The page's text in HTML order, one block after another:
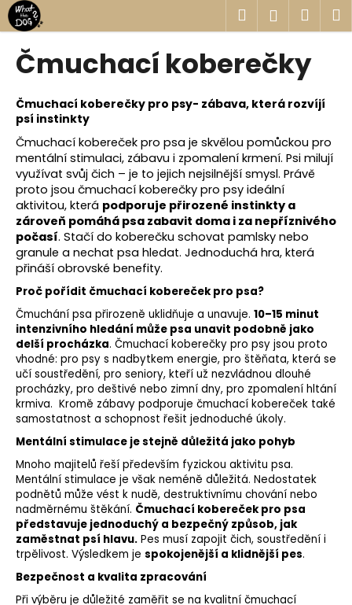
Přejít
na
obsah
Hledat
Čmuchací koberečky
Čmuchací koberečky pro psy- zábava, která rozvíjí
psí instinkty
Čmuchací kobereček pro psa je skvělou pomůckou pro
mentální stimulaci, zábavu i zpomalení krmení. Psi milují
využívat svůj čich – je to jejich nejsilnější smysl. Právě
proto jsou čmuchací koberečky pro psy ideální
aktivitou, která podporuje přirozené instinkty a
zároveň pomáhá psa zabavit doma i za nepříznivého
počasí. Stačí do koberečku schovat pamlsky nebo
granule a nechat psa hledat. Jednoduchá hra, která
přináší obrovské benefity.
Proč pořídit čmuchací kobereček pro psa?
Čmuchání psa přirozeně uklidňuje a unavuje. 10–15 minut
intenzivního hledání může psa unavit podobně jako
delší procházka. Čmuchací koberečky pro psy jsou proto
vhodné: pro psy s nadbytkem energie, pro štěňata, která se
učí soustředění, pro seniory, kteří už nezvládnou dlouhé
procházky, pro deštivé nebo zimní dny, pro zpomalení hltání
krmiva. Kromě zábavy podporuje čmuchací kobereček také
samostatnost a schopnost řešit jednoduché úkoly.
Mentální stimulace je stejně důležitá jako pohyb
Mnoho majitelů řeší především fyzickou aktivitu psa.
Mentální stimulace je však neméně důležitá. Nedostatek
podnětů může vést k nudě, destruktivnímu chování nebo
nadměrnému štěkání. Čmuchací kobereček pro psa
představuje jednoduchý a bezpečný způsob, jak
zaměstnat psí hlavu. Pes musí zapojit čich, soustředění i
trpělivost. Výsledkem je spokojenější a klidnější pes.
Bezpečnost a kvalita zpracování
Při výběru je důležité zaměřit se na kvalitní čmuchací
K
o
o
p
o
t
ř
e
b
u
j
e
t
e
n
a
j
í
t
?
HLEDAT